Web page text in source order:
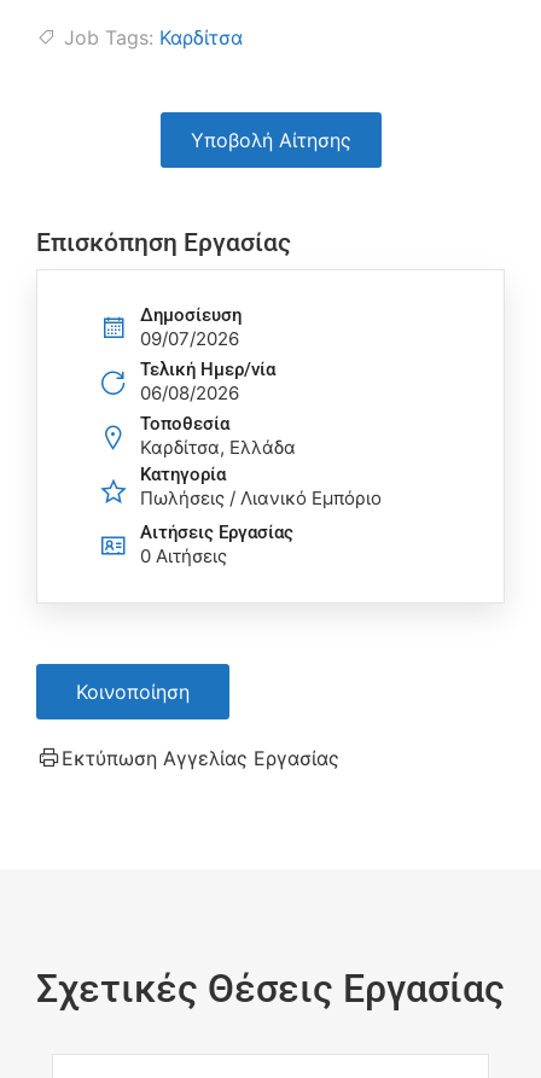
Job Tags: Καρδίτσα
Υποβολή Αίτησης
Επισκόπηση Εργασίας
Δημοσίευση
09/07/2026
Τελική Ημερ/νία
06/08/2026
Τοποθεσία
Καρδίτσα, Ελλάδα
Κατηγορία
Πωλήσεις / Λιανικό Εμπόριο
Αιτήσεις Eργασίας
0 Αιτήσεις
Κοινοποίηση
Εκτύπωση Αγγελίας Εργασίας
Σχετικές Θέσεις Εργασίας